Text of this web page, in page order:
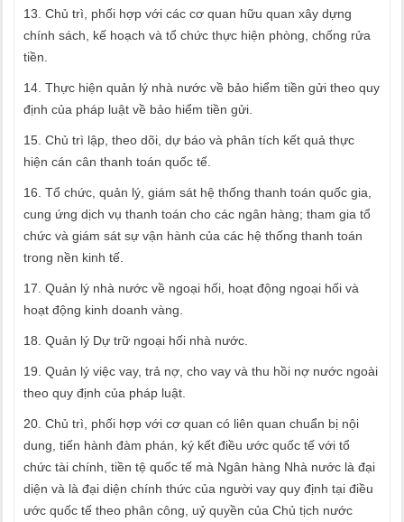
13. Chủ trì, phối hợp với các cơ quan hữu quan xây dựng
chính sách, kế hoạch và tổ chức thực hiện phòng, chống rửa
tiền.
14. Thực hiện quản lý nhà nước về bảo hiểm tiền gửi theo quy
định của pháp luật về bảo hiểm tiền gửi.
15. Chủ trì lập, theo dõi, dự báo và phân tích kết quả thực
hiện cán cân thanh toán quốc tế.
16. Tổ chức, quản lý, giám sát hệ thống thanh toán quốc gia,
cung ứng dịch vụ thanh toán cho các ngân hàng; tham gia tổ
chức và giám sát sự vận hành của các hệ thống thanh toán
trong nền kinh tế.
17. Quản lý nhà nước về ngoại hối, hoạt động ngoại hối và
hoạt động kinh doanh vàng.
18. Quản lý Dự trữ ngoại hối nhà nước.
19. Quản lý việc vay, trả nợ, cho vay và thu hồi nợ nước ngoài
theo quy định của pháp luật.
20. Chủ trì, phối hợp với cơ quan có liên quan chuẩn bị nội
dung, tiến hành đàm phán, ký kết điều ước quốc tế với tổ
chức tài chính, tiền tệ quốc tế mà Ngân hàng Nhà nước là đại
diện và là đại diện chính thức của người vay quy định tại điều
ước quốc tế theo phân công, uỷ quyền của Chủ tịch nước